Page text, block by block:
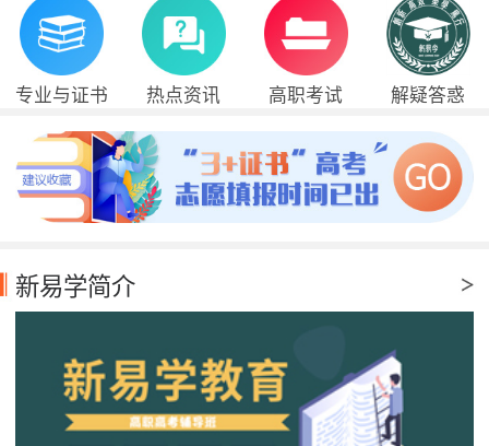
专业与证书 热点资讯 高职考试 解疑答惑
新易学简介